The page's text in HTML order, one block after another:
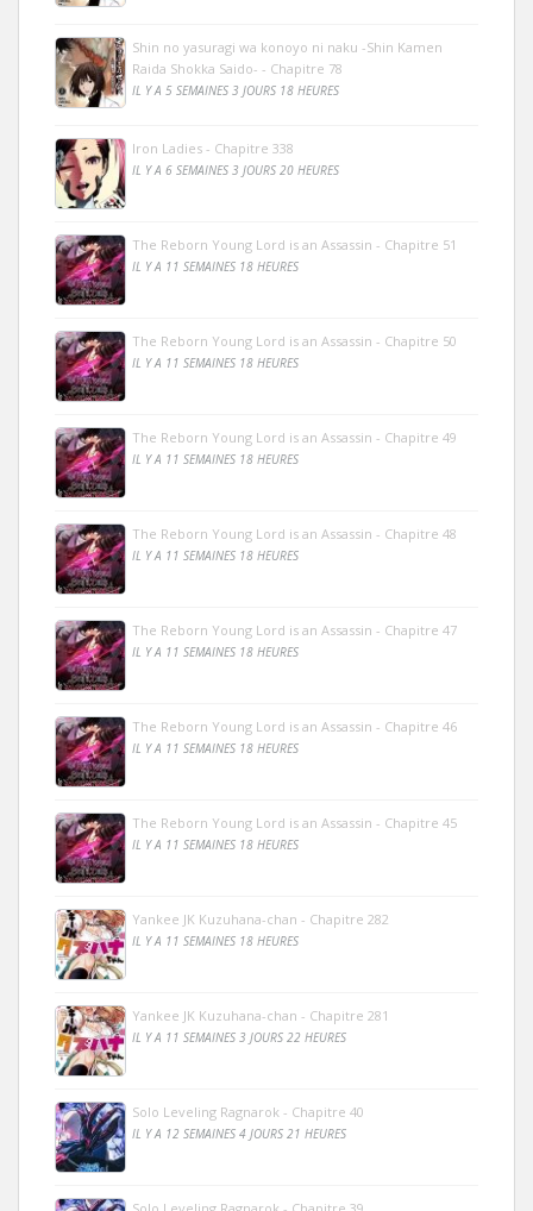
Shin no yasuragi wa konoyo ni naku -Shin Kamen
Raida Shokka Saido- - Chapitre 78
IL Y A 5 SEMAINES 3 JOURS 18 HEURES
Iron Ladies - Chapitre 338
IL Y A 6 SEMAINES 3 JOURS 20 HEURES
The Reborn Young Lord is an Assassin - Chapitre 51
IL Y A 11 SEMAINES 18 HEURES
The Reborn Young Lord is an Assassin - Chapitre 50
IL Y A 11 SEMAINES 18 HEURES
The Reborn Young Lord is an Assassin - Chapitre 49
IL Y A 11 SEMAINES 18 HEURES
The Reborn Young Lord is an Assassin - Chapitre 48
IL Y A 11 SEMAINES 18 HEURES
The Reborn Young Lord is an Assassin - Chapitre 47
IL Y A 11 SEMAINES 18 HEURES
The Reborn Young Lord is an Assassin - Chapitre 46
IL Y A 11 SEMAINES 18 HEURES
The Reborn Young Lord is an Assassin - Chapitre 45
IL Y A 11 SEMAINES 18 HEURES
Yankee JK Kuzuhana-chan - Chapitre 282
IL Y A 11 SEMAINES 18 HEURES
Yankee JK Kuzuhana-chan - Chapitre 281
IL Y A 11 SEMAINES 3 JOURS 22 HEURES
Solo Leveling Ragnarok - Chapitre 40
IL Y A 12 SEMAINES 4 JOURS 21 HEURES